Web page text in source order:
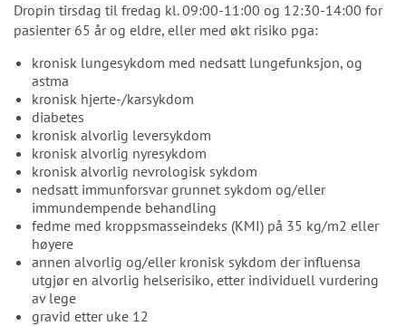
Dropin tirsdag til fredag kl. 09:00-11:00 og 12:30-14:00 for
pasienter 65 år og eldre, eller med økt risiko pga:
kronisk lungesykdom med nedsatt lungefunksjon, og
astma
kronisk hjerte-/karsykdom
diabetes
kronisk alvorlig leversykdom
kronisk alvorlig nyresykdom
kronisk alvorlig nevrologisk sykdom
nedsatt immunforsvar grunnet sykdom og/eller
immundempende behandling
fedme med kroppsmasseindeks (KMI) på 35 kg/m2 eller
høyere
annen alvorlig og/eller kronisk sykdom der influensa
utgjør en alvorlig helserisiko, etter individuell vurdering
av lege
gravid etter uke 12